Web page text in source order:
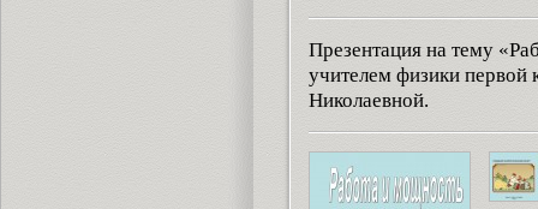
Презентация на тему
учителем физики первой
Николаевной.